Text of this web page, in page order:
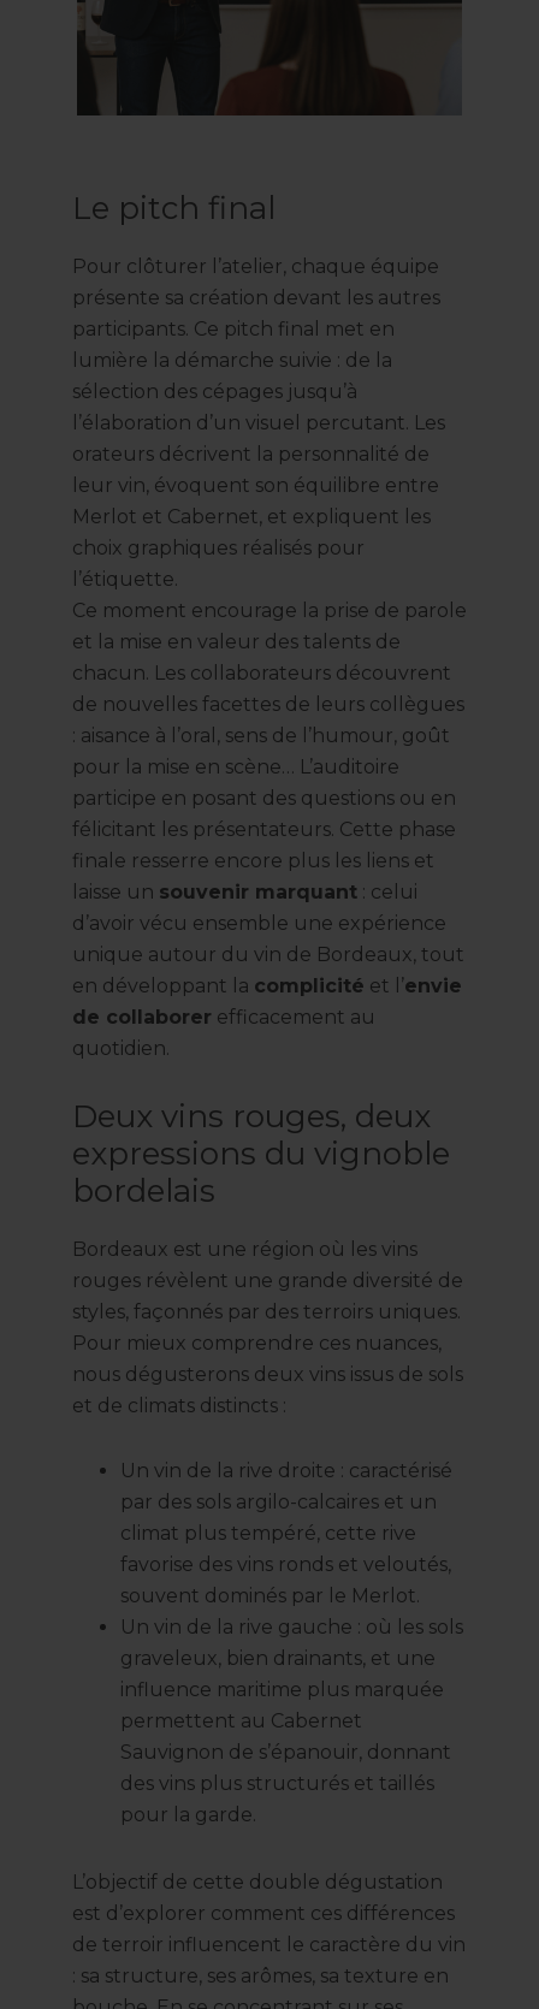
Le pitch final
Pour clôturer l’atelier, chaque équipe
présente sa création devant les autres
participants. Ce pitch final met en
lumière la démarche suivie : de la
sélection des cépages jusqu’à
l’élaboration d’un visuel percutant. Les
orateurs décrivent la personnalité de
leur vin, évoquent son équilibre entre
Merlot et Cabernet, et expliquent les
choix graphiques réalisés pour
l’étiquette.
Ce moment encourage la prise de parole
et la mise en valeur des talents de
chacun. Les collaborateurs découvrent
de nouvelles facettes de leurs collègues
: aisance à l’oral, sens de l’humour, goût
pour la mise en scène… L’auditoire
participe en posant des questions ou en
félicitant les présentateurs. Cette phase
finale resserre encore plus les liens et
laisse un souvenir marquant : celui
d’avoir vécu ensemble une expérience
unique autour du vin de Bordeaux, tout
en développant la complicité et l’envie
de collaborer efficacement au
quotidien.
Deux vins rouges, deux
expressions du vignoble
bordelais
Bordeaux est une région où les vins
rouges révèlent une grande diversité de
styles, façonnés par des terroirs uniques.
Pour mieux comprendre ces nuances,
nous dégusterons deux vins issus de sols
et de climats distincts :
Un vin de la rive droite : caractérisé
par des sols argilo-calcaires et un
climat plus tempéré, cette rive
favorise des vins ronds et veloutés,
souvent dominés par le Merlot.
Un vin de la rive gauche : où les sols
graveleux, bien drainants, et une
influence maritime plus marquée
permettent au Cabernet
Sauvignon de s’épanouir, donnant
des vins plus structurés et taillés
pour la garde.
L’objectif de cette double dégustation
est d’explorer comment ces différences
de terroir influencent le caractère du vin
: sa structure, ses arômes, sa texture en